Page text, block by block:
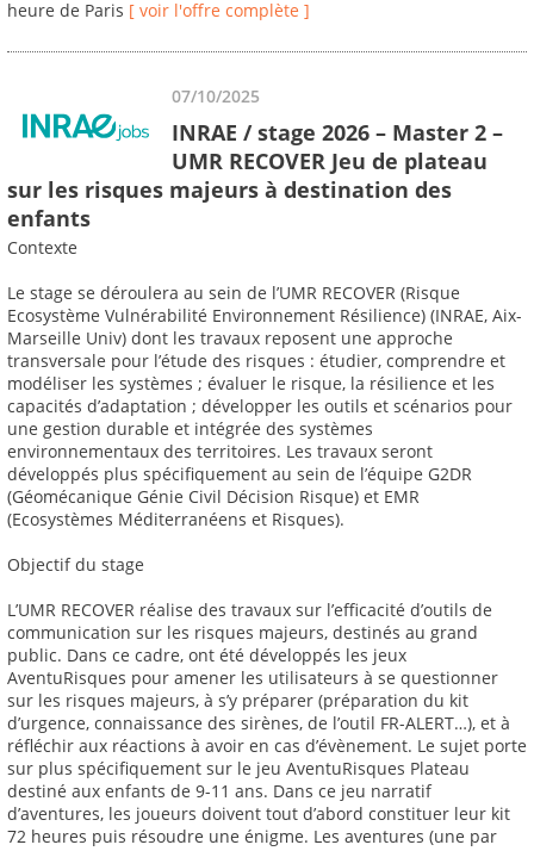
heure de Paris [ voir l'offre complète ]
07/10/2025
INRAE / stage 2026 – Master 2 –
UMR RECOVER Jeu de plateau
sur les risques majeurs à destination des
enfants
Contexte
Le stage se déroulera au sein de l’UMR RECOVER (Risque
Ecosystème Vulnérabilité Environnement Résilience) (INRAE, Aix-
Marseille Univ) dont les travaux reposent une approche
transversale pour l’étude des risques : étudier, comprendre et
modéliser les systèmes ; évaluer le risque, la résilience et les
capacités d’adaptation ; développer les outils et scénarios pour
une gestion durable et intégrée des systèmes
environnementaux des territoires. Les travaux seront
développés plus spécifiquement au sein de l’équipe G2DR
(Géomécanique Génie Civil Décision Risque) et EMR
(Ecosystèmes Méditerranéens et Risques).
Objectif du stage
L’UMR RECOVER réalise des travaux sur l’efficacité d’outils de
communication sur les risques majeurs, destinés au grand
public. Dans ce cadre, ont été développés les jeux
AventuRisques pour amener les utilisateurs à se questionner
sur les risques majeurs, à s’y préparer (préparation du kit
d’urgence, connaissance des sirènes, de l’outil FR-ALERT…), et à
réfléchir aux réactions à avoir en cas d’évènement. Le sujet porte
sur plus spécifiquement sur le jeu AventuRisques Plateau
destiné aux enfants de 9-11 ans. Dans ce jeu narratif
d’aventures, les joueurs doivent tout d’abord constituer leur kit
72 heures puis résoudre une énigme. Les aventures (une par